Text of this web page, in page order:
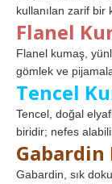
kullanılan zarif bir
Flanel
Flanel kumaş,
gömlek ve
Tencel
Tencel, doğal
biridir; nefes
Gabardin
Gabardin, sık